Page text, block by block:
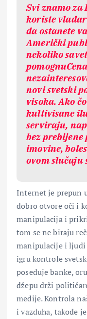
Svi znamo za
koriste
da ostanete
Američki
nekoliko
novi svetski
visoka. Ako
kultivisane
serviraju,
bez prebijene
imovine,
ovom slučaju
Internet je prepun
dobro otvore oči i
manipulacija i
tom se ne biraju
manipulacije i ljudi
igru kontrole
poseduje banke,
džepu drži
medije. Kontrola
i vazduha, takođe